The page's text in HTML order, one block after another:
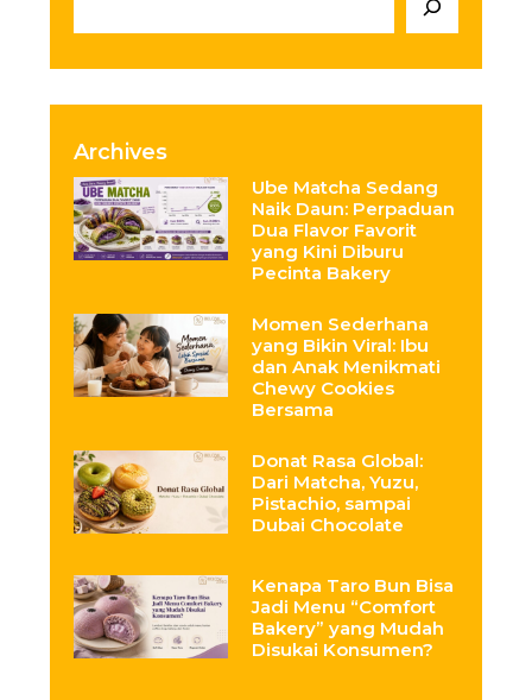
Archives
Ube Matcha Sedang
Naik Daun: Perpaduan
Dua Flavor Favorit
yang Kini Diburu
Pecinta Bakery
Momen Sederhana
yang Bikin Viral: Ibu
dan Anak Menikmati
Chewy Cookies
Bersama
Donat Rasa Global:
Dari Matcha, Yuzu,
Pistachio, sampai
Dubai Chocolate
Kenapa Taro Bun Bisa
Jadi Menu “Comfort
Bakery” yang Mudah
Disukai Konsumen?